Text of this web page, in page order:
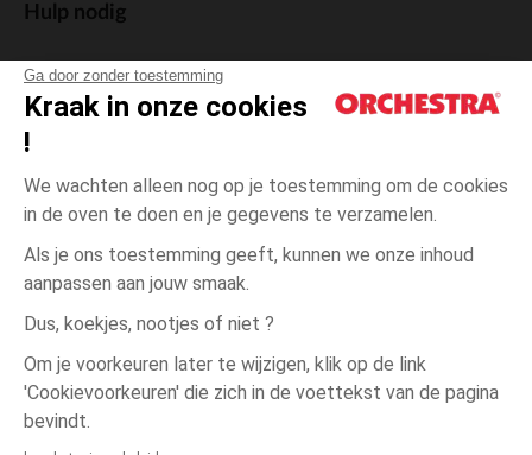
Ga door zonder toestemming
Kraak in onze cookies
!
We wachten alleen nog op je toestemming om de cookies
in de oven te doen en je gegevens te verzamelen.
Als je ons toestemming geeft, kunnen we onze inhoud
aanpassen aan jouw smaak.
Dus, koekjes, nootjes of niet ?
Om je voorkeuren later te wijzigen, klik op de link
'Cookievoorkeuren' die zich in de voettekst van de pagina
bevindt.
Oranje Oranje
één
Hulp nodig
Algemene verkoopsvoorwaarden
Wettelijke bepalingen
Persoonsgegevens